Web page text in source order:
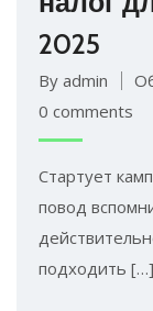
2025
By admin
0 comments
Стартует
повод
подходить […]